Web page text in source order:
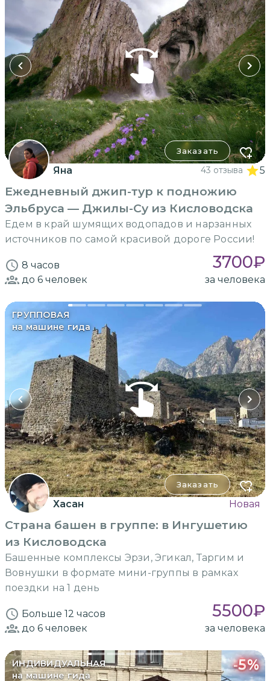
Заказать
Яна 43 отзыва 5
Ежедневный джип-тур к подножию
Эльбруса — Джилы-Су из Кисловодска
Едем в край шумящих водопадов и нарзанных
источников по самой красивой дороге России!
8 часов 3700₽
до 6 человек за человека
ГРУППОВАЯ
на машине гида
Заказать
Хасан Новая
Страна башен в группе: в Ингушетию
из Кисловодска
Башенные комплексы Эрзи, Эгикал, Таргим и
Вовнушки в формате мини-группы в рамках
поездки на 1 день
Больше 12 часов 5500₽
до 6 человек за человека
ИНДИВИДУАЛЬНАЯ
на машине гида
-5%